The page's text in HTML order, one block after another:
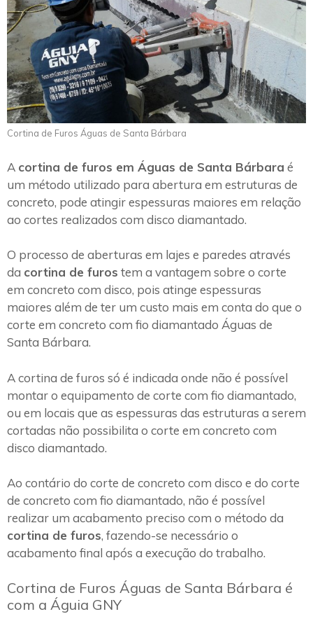
Cortina de Furos Águas de Santa Bárbara
A cortina de furos em Águas de Santa Bárbara é
um método utilizado para abertura em estruturas de
concreto, pode atingir espessuras maiores em relação
ao cortes realizados com disco diamantado.
O processo de aberturas em lajes e paredes através
da cortina de furos tem a vantagem sobre o corte
em concreto com disco, pois atinge espessuras
maiores além de ter um custo mais em conta do que o
corte em concreto com fio diamantado Águas de
Santa Bárbara.
A cortina de furos só é indicada onde não é possível
montar o equipamento de corte com fio diamantado,
ou em locais que as espessuras das estruturas a serem
cortadas não possibilita o corte em concreto com
disco diamantado.
Ao contário do corte de concreto com disco e do corte
de concreto com fio diamantado, não é possível
realizar um acabamento preciso com o método da
cortina de furos, fazendo-se necessário o
acabamento final após a execução do trabalho.
Cortina de Furos Águas de Santa Bárbara é
com a Águia GNY